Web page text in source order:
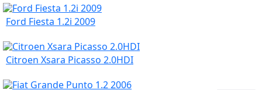
Ford Fiesta 1.2i 2009
Citroen Xsara Picasso 2.0HDI